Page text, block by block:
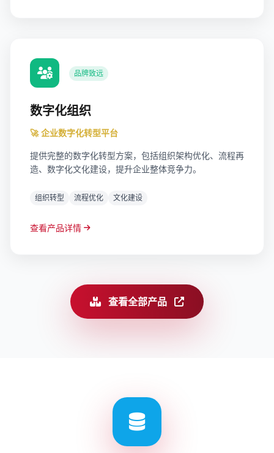
品牌致远
数字化组织
🚀 企业数字化转型平台
提供完整的数字化转型方案，包括组织架构优化、流程再
造、数字化文化建设，提升企业整体竞争力。
组织转型 流程优化 文化建设
查看产品详情
查看全部产品